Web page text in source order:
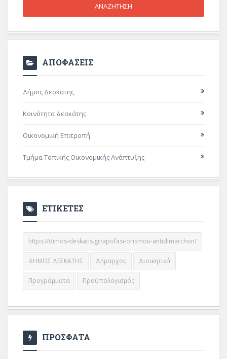
ΑΠΟΦΑΣΕΙΣ
Δήμος Δεσκάτης
Κοινότητα Δεσκάτης
Οικονομική Επιτροπή
Τμήμα Τοπικής Οικονομικής Ανάπτυξης
ΕΤΙΚΕΤΕΣ
https://dimos-deskatis.gr/apofasi-orismou-antidimarchon/
ΔΗΜΟΣ ΔΕΣΚΑΤΗΣ Δήμαρχος Διοικητικά
Προγράμματα Προϋπολογισμός
ΠΡΟΣΦΑΤΑ